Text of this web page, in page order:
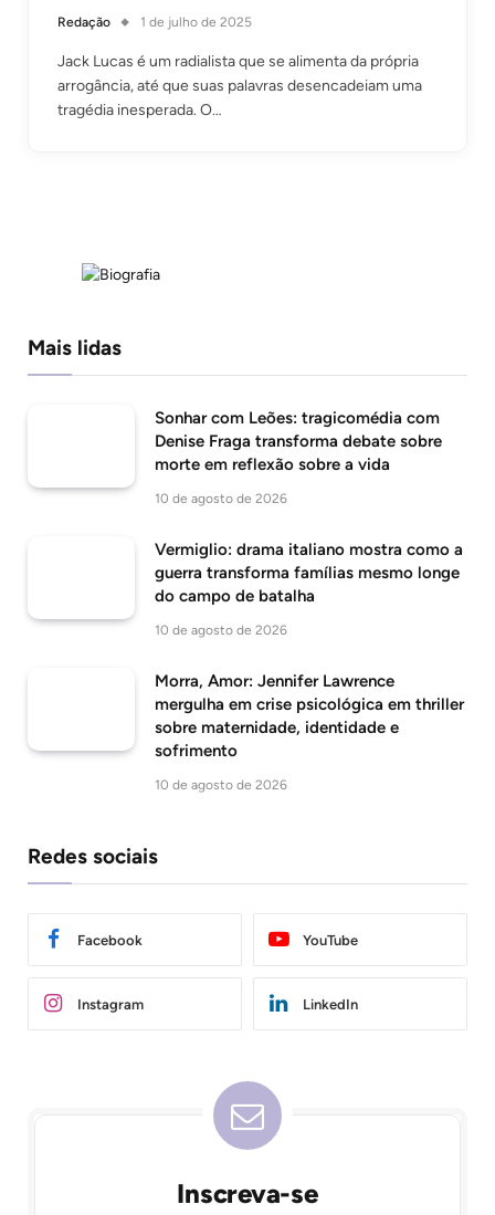
Redação 1 de julho de 2025
Jack Lucas é um radialista que se alimenta da própria
arrogância, até que suas palavras desencadeiam uma
tragédia inesperada. O…
Mais lidas
Sonhar com Leões: tragicomédia com
Denise Fraga transforma debate sobre
morte em reflexão sobre a vida
10 de agosto de 2026
Vermiglio: drama italiano mostra como a
guerra transforma famílias mesmo longe
do campo de batalha
10 de agosto de 2026
Morra, Amor: Jennifer Lawrence
mergulha em crise psicológica em thriller
sobre maternidade, identidade e
sofrimento
10 de agosto de 2026
Redes sociais
Facebook YouTube
Instagram LinkedIn
Inscreva-se